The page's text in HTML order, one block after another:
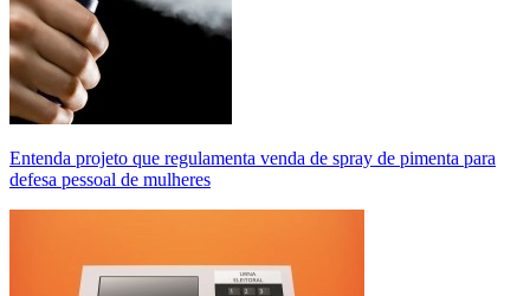
Entenda projeto que regulamenta venda de spray de pimenta para
defesa pessoal de mulheres